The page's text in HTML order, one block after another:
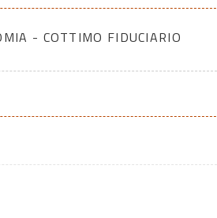
- COTTIMO FIDUCIARIO